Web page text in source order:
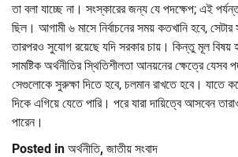
তা বলা যাচ্ছে না। সংস্কারের জন্য যে পদক্ষেপ; এই
ছিল। আগামী ৬ মাসে নির্বাচনের সময় কতখানি হবে,
তারপরও সুযোগ রয়েছে যদি সরকার চায়। কিন্তু মূল
সামষ্টিক অর্থনীতির স্থিতিশীলতা আনয়নের ক্ষেত্রে যেসব
সেগুলোকে সুরুক্ষা দিতে হবে, চলমান রাখতে হবে। যাতে
দিকে এগিয়ে যেতে পারি। পরে যারা দায়িত্বে আসবেন
পারেন।
Posted in অর্থনীতি, জাতীয় সংবাদ